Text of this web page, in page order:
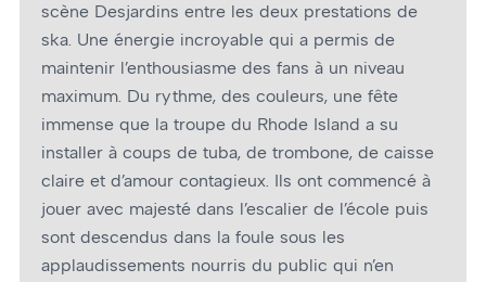
scène Desjardins entre les deux prestations de
ska. Une énergie incroyable qui a permis de
maintenir l’enthousiasme des fans à un niveau
maximum. Du rythme, des couleurs, une fête
immense que la troupe du Rhode Island a su
installer à coups de tuba, de trombone, de caisse
claire et d’amour contagieux. Ils ont commencé à
jouer avec majesté dans l’escalier de l’école puis
sont descendus dans la foule sous les
applaudissements nourris du public qui n’en